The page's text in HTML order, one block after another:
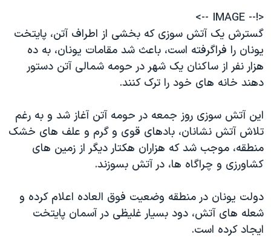
آرشیو پخش زنده
مجموعه مستندهای دادخواهی
تریبونال مردمی آبان ۹۸
دادگاه حمید نوری
قانون شفافیت دارائی کادر رهبری ایران
اعتراضات مردمی آبان ۹۸
اسرائیل در جنگ
همایش محافظه‌کاران آمریکا «سی‌پک»
صفحه‌های ویژه
<!-- IMAGE -->
گسترش يک آتش سوزی که بخشی از اطراف آتن، پايتخت
يونان را فراگرفته است، باعث شد مقامات يونان، به ده
هزار نفر از ساکنان يک شهر در حومه شمالی آتن دستور
دهند خانه های خود را ترک کنند.
اين آتش سوزی روز جمعه در حومه آتن آغاز شد و به رغم
تلاش آتش نشانان، بادهای قوی و گرم و علف های خشک
منطقه، موجب شد که هزاران هکتار ديگر از زمين های
کشاورزی و چراگاه ها، در آتش بسوزند.
دولت يونان در منطقه وضعيت فوق العاده اعلام کرده و
شعله های آتش، دود بسيار غليظی در آسمان پايتخت
ايجاد کرده است.